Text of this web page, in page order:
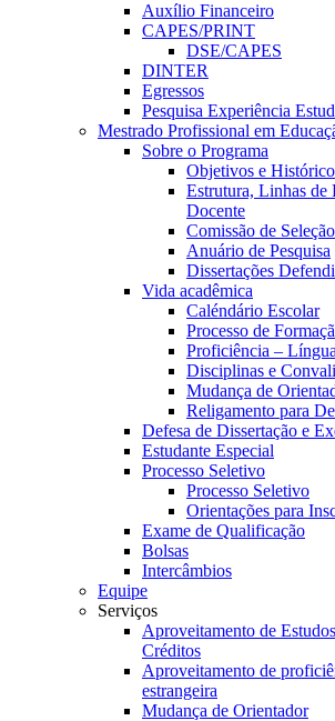
Auxílio Financeiro
CAPES/PRINT
DSE/CAPES
DINTER
Egressos
Pesquisa Experiência
Mestrado Profissional em
Sobre o Programa
Objetivos e Histórico
Estrutura, Linhas de
Docente
Comissão de
Anuário de Pesquisa
Dissertações
Vida acadêmica
Caléndário Escolar
Processo de
Proficiência –
Disciplinas e
Mudança de
Religamento para
Defesa de Dissertação e
Estudante Especial
Processo Seletivo
Processo Seletivo
Orientações para
Exame de Qualificação
Bolsas
Intercâmbios
Equipe
Serviços
Aproveitamento de
Créditos
Aproveitamento de
estrangeira
Mudança de Orientador